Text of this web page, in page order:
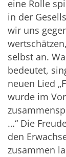
eine Rolle
in der
wir uns
selbst an.
bedeutet,
neuen Lied
wurde im
…“ Die
den
zusammen